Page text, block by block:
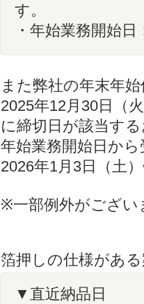
す。
・年始業務開始
また弊社の年末年
2025年12月30日（
に締切日が該当す
年始業務開始日か
2026年1月3日（土
※一部例外がござい
箔押しの仕様があ
▼直近納品日